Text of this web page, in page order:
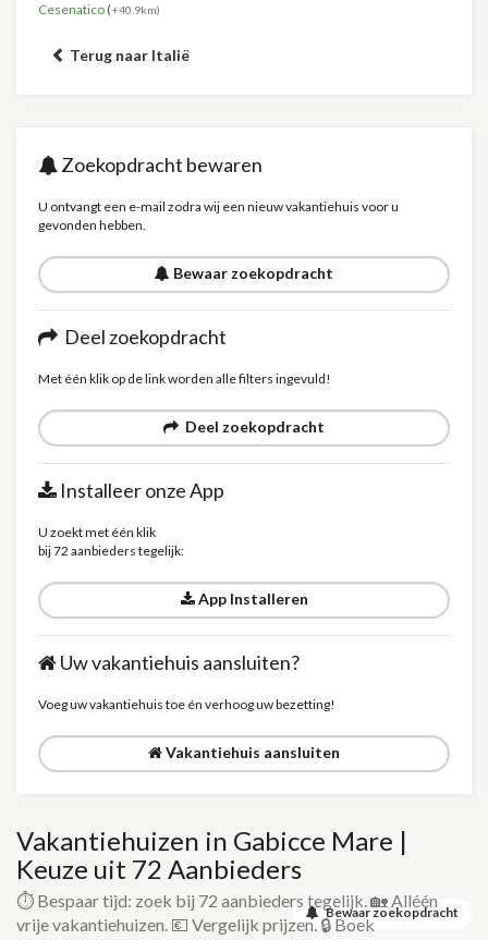
Cesenatico (+40.9km)
Terug naar Italië
Zoekopdracht bewaren
U ontvangt een e-mail zodra wij een nieuw vakantiehuis voor u
gevonden hebben.
Bewaar zoekopdracht
Deel zoekopdracht
Met één klik op de link worden alle filters ingevuld!
Deel zoekopdracht
Installeer onze App
U zoekt met één klik
bij 72 aanbieders tegelijk:
App Installeren
Uw vakantiehuis aansluiten?
Voeg uw vakantiehuis toe én verhoog uw bezetting!
Vakantiehuis aansluiten
Bewaar zoekopdracht
Vakantiehuizen in Gabicce Mare |
Keuze uit 72 Aanbieders
⏱️ Bespaar tijd: zoek bij 72 aanbieders tegelijk. 🏡 Alléén
vrije vakantiehuizen. 💶 Vergelijk prijzen. 🔒 Boek